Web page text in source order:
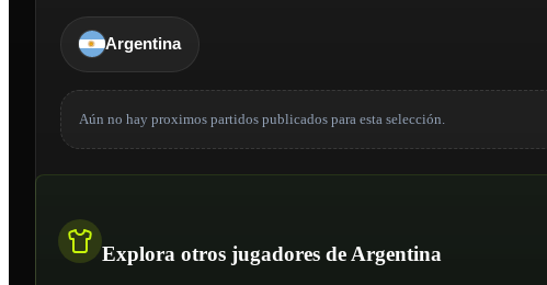
Argentina
Aún no hay proximos partidos publicados para esta selección.
Explora otros jugadores de Argentina